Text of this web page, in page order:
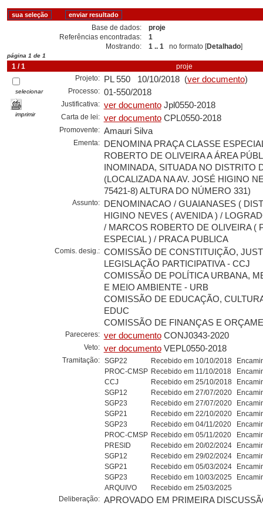
Base de dados:
proje
Referências encontradas:
1
Mostrando:
1 .. 1 no formato [Detalhado]
página 1 de 1
1 / 1 proje
selecionar
imprimir
Projeto: PL 550 10/10/2018 (ver documento)
Processo: 01-550/2018
Justificativa: ver documentoJpl0550-2018
Carta de lei: ver documentoCPL0550-2018
Promovente: Amauri Silva
Ementa:
DENOMINA PRAÇA CLASSE
ROBERTO DE OLIVEIRA A ÁREA
INOMINADA, SITUADA NO DISTRITO
(LOCALIZADA NA AV. JOSÉ HIGINO
75421-8) ALTURA DO NÚMERO 331)
Assunto:
DENOMINACAO / GUAIANASES (
HIGINO NEVES ( AVENIDA ) /
/ MARCOS ROBERTO DE OLIVEIRA (
ESPECIAL ) / PRACA PUBLICA
Comis. desig.: COMISSÃO DE CONSTITUIÇÃO,
LEGISLAÇÃO PARTICIPATIVA - CCJ
COMISSÃO DE POLÍTICA URBANA,
E MEIO AMBIENTE - URB
COMISSÃO DE EDUCAÇÃO,
EDUC
COMISSÃO DE FINANÇAS E
Pareceres: ver documentoCONJ0343-2020
Veto: ver documentoVEPL0550-2018
Tramitação: SGP22 Recebido em 10/10/2018
PROC-CMSP Recebido em 11/10/2018
CCJ
Recebido em 25/10/2018
SGP12
Recebido em 27/07/2020
SGP23
Recebido em 27/07/2020
SGP21
Recebido em 22/10/2020
SGP23
Recebido em 04/11/2020
PROC-CMSP Recebido em 05/11/2020
PRESID
Recebido em 20/02/2024
SGP12
Recebido em 29/02/2024
SGP21
Recebido em 05/03/2024
SGP23
Recebido em 10/03/2025
ARQUIVO
Recebido em 25/03/2025
Deliberação: APROVADO EM PRIMEIRA